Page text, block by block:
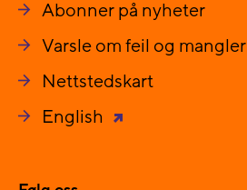
Abonner på nyheter
Varsle om feil og mangler
Nettstedskart
English